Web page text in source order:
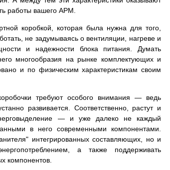
работы вашего АРМ.
коробкой, которая была нужна для того,
не задумываясь о вентиляции, нагреве и
и надежности блока питания. Думать
многообразия на рынке комплектующих и
и по физическим характеристикам своим
требуют особого внимания — ведь
развивается. Соответственно, растут и
— и уже далеко не каждый
в него современными компонентами.
интегрированных составляющих, но и
а также поддерживать
компонентов.